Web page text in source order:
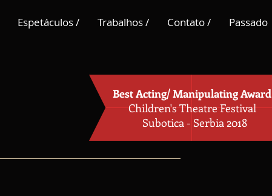
Espetáculos / Trabalhos / Contato / Passado
Best Acting/ Manipulating Award
Children's Theatre Festival
Subotica - Serbia 2018